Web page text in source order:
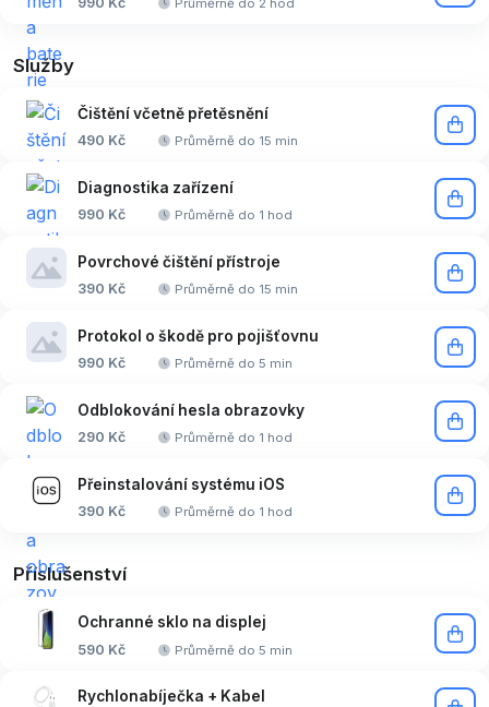
Služby
Čištění včetně přetěsnění
490 Kč Průměrně do 15 min
Diagnostika zařízení
990 Kč Průměrně do 1 hod
Povrchové čištění přístroje
390 Kč Průměrně do 15 min
Protokol o škodě pro pojišťovnu
990 Kč Průměrně do 5 min
Odblokování hesla obrazovky
290 Kč Průměrně do 1 hod
Přeinstalování systému iOS
390 Kč Průměrně do 1 hod
Příslušenství
Ochranné sklo na displej
590 Kč Průměrně do 5 min
Rychlonabíječka + Kabel